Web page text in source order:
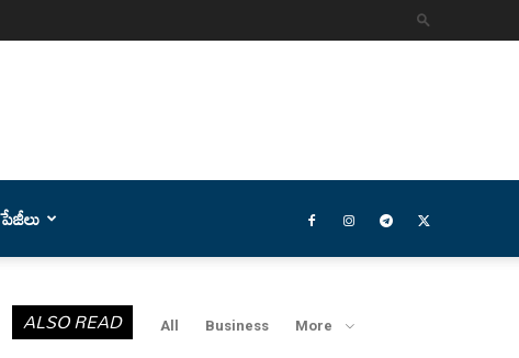
పేజీలు
ALSO READ All Business More